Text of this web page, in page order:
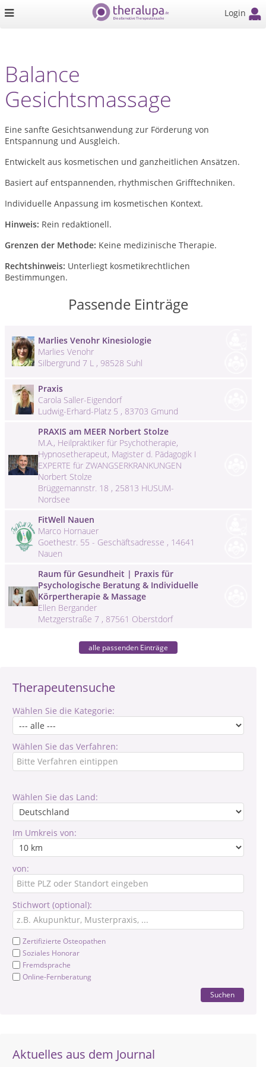
Login
Therapeutensuche
Wählen Sie die Kategorie:
Wählen Sie das Verfahren:
Wählen Sie das Land:
Im Umkreis von:
von:
Stichwort (optional):
Zertifizierte Osteopathen
Soziales Honorar
Fremdsprache
Online-Fernberatung
Suchen
Aktuelles aus dem Journal
Balance
Gesichtsmassage
Eine sanfte Gesichtsanwendung zur Förderung von
Entspannung und Ausgleich.
Entwickelt aus kosmetischen und ganzheitlichen Ansätzen.
Basiert auf entspannenden, rhythmischen Grifftechniken.
Individuelle Anpassung im kosmetischen Kontext.
Hinweis: Rein redaktionell.
Grenzen der Methode: Keine medizinische Therapie.
Rechtshinweis: Unterliegt kosmetikrechtlichen
Bestimmungen.
Passende Einträge
Marlies Venohr Kinesiologie
Marlies Venohr
Silbergrund 7 L , 98528 Suhl
Praxis
Carola Saller-Eigendorf
Ludwig-Erhard-Platz 5 , 83703 Gmund
PRAXIS am MEER Norbert Stolze
M.A., Heilpraktiker für Psychotherapie,
Hypnosetherapeut, Magister d. Pädagogik I
EXPERTE für ZWANGSERKRANKUNGEN
Norbert Stolze
Brüggemannstr. 18 , 25813 HUSUM-
Nordsee
FitWell Nauen
Marco Hornauer
Goethestr. 55 - Geschäftsadresse , 14641
Nauen
Raum für Gesundheit | Praxis für
Psychologische Beratung & Individuelle
Körpertherapie & Massage
Ellen Bergander
Metzgerstraße 7 , 87561 Oberstdorf
alle passenden Einträge